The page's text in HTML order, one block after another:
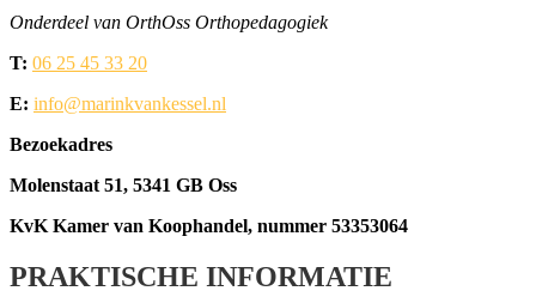
Onder­deel van OrthOss Orthopedagogiek
T: 06 25 45 33 20
E: info@marinkvankessel.nl
Bezoe­kadres
Molen­staat 51, 5341 GB Oss
KvK Kamer van Koop­han­del, num­mer 53353064
PRAKTISCHE INFORMATIE